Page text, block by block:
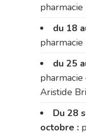
du 18
pharmacie
du 25
Aristide
Du 28
octobre :